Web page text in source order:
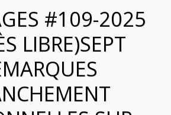
#109-2025
LIBRE)SEPT